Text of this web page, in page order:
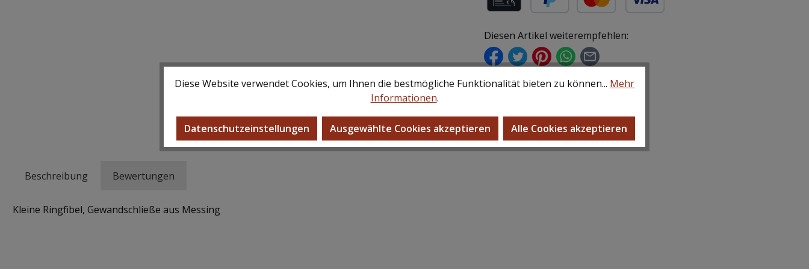
Diesen Artikel weiterempfehlen:
Beschreibung Bewertungen
Kleine Ringfibel, Gewandschließe aus Messing
Diese Website verwendet Cookies, um Ihnen die bestmögliche Funktionalität bieten zu können... Mehr
Informationen.
Datenschutzeinstellungen Ausgewählte Cookies akzeptieren Alle Cookies akzeptieren